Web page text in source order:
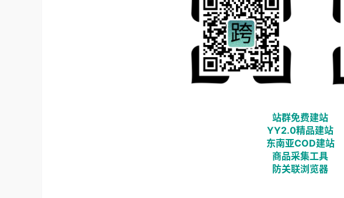
站群免费建站
YY2.0精品建站
东南亚COD建站
商品采集工具
防关联浏览器